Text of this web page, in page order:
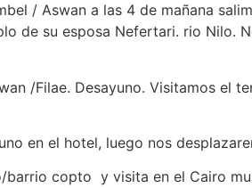
/ Aswan a las 4 de mañana
de su esposa Nefertari. rio Nilo.
/Filae. Desayuno. Visitamos el
en el hotel, luego nos
barrio copto y visita en el Cairo